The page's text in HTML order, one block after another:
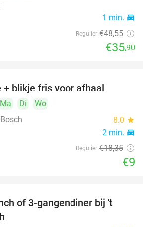
1 min. directions_car
Regulier €48,55
€35,90
+ blikje fris voor afhaal
Ma Di
Wo
8.0 star
2 min. directions_car
Regulier €18,35
€9
35%
of 3-gangendiner bij 't